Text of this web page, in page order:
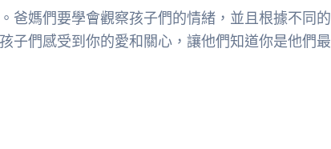
爸媽們要學會觀察孩子們的情緒，並且根據不同的
子們感受到你的愛和關心，讓他們知道你是他們最